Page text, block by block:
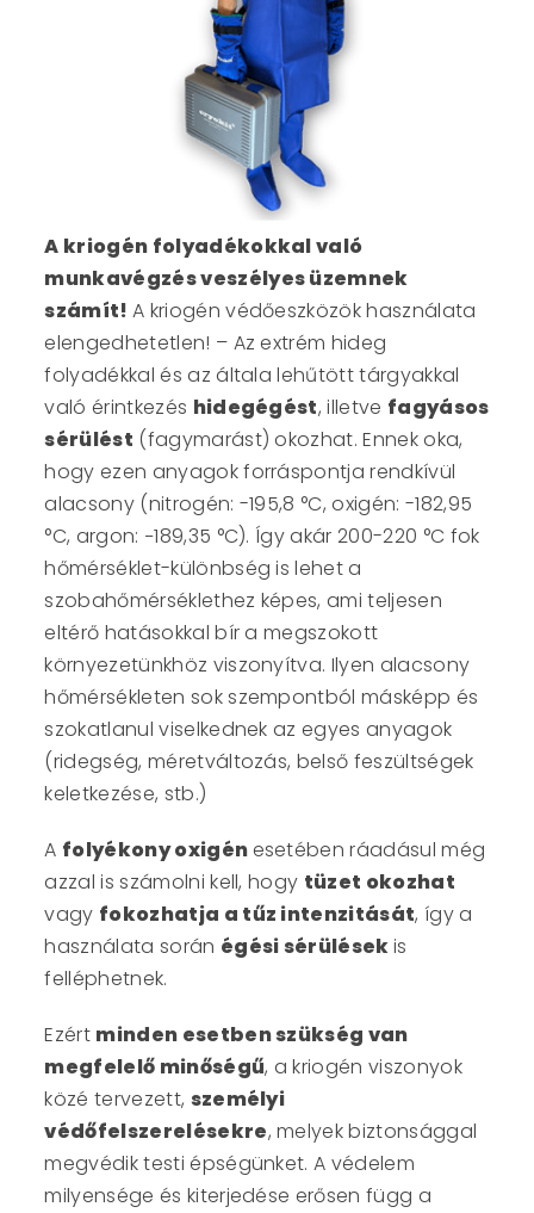
A kriogén folyadékokkal való
munkavégzés veszélyes üzemnek
számít! A kriogén védőeszközök használata
elengedhetetlen! – Az extrém hideg
folyadékkal és az általa lehűtött tárgyakkal
való érintkezés hidegégést, illetve fagyásos
sérülést (fagymarást) okozhat. Ennek oka,
hogy ezen anyagok forráspontja rendkívül
alacsony (nitrogén: -195,8 °C, oxigén: -182,95
°C, argon: −189,35 °C). Így akár 200-220 °C fok
hőmérséklet-különbség is lehet a
szobahőmérséklethez képes, ami teljesen
eltérő hatásokkal bír a megszokott
környezetünkhöz viszonyítva. Ilyen alacsony
hőmérsékleten sok szempontból másképp és
szokatlanul viselkednek az egyes anyagok
(ridegség, méretváltozás, belső feszültségek
keletkezése, stb.)
A folyékony oxigénesetében ráadásul még
azzal is számolni kell, hogy tüzet okozhat
vagy fokozhatja a tűz intenzitását, így a
használata során égési sérülésekis
felléphetnek.
Ezért minden esetben szükség van
megfelelő minőségű, a kriogén viszonyok
közé tervezett, személyi
védőfelszerelésekre, melyek biztonsággal
megvédik testi épségünket. A védelem
milyensége és kiterjedése erősen függ a